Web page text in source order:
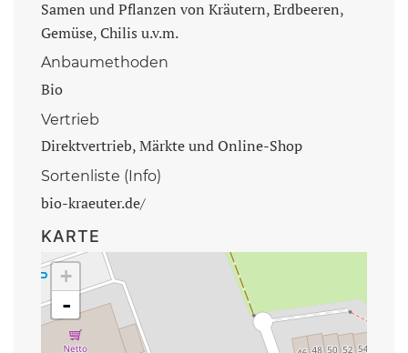
Samen und Pflanzen von Kräutern, Erdbeeren,
Gemüse, Chilis u.v.m.
Anbaumethoden
Bio
Vertrieb
Direktvertrieb, Märkte und Online-Shop
Sortenliste (Info)
bio-kraeuter.de/
KARTE
+
-